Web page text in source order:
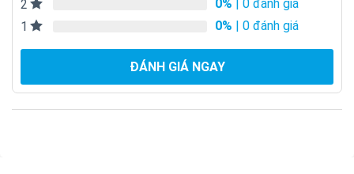
2
0% | 0 đánh giá
1
0% | 0 đánh giá
ĐÁNH GIÁ NGAY